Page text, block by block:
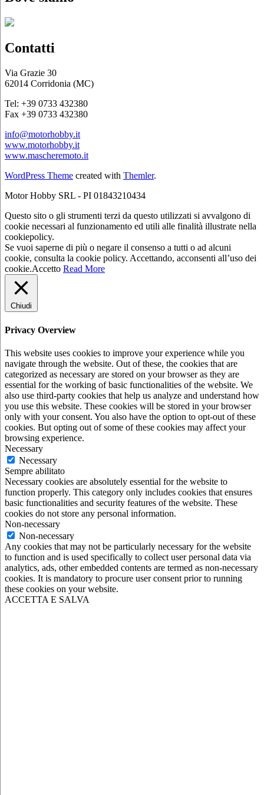
Contatti
Via Grazie 30
62014 Corridonia (MC)
Tel: +39 0733 432380
Fax +39 0733 432380
info@motorhobby.it
www.motorhobby.it
www.mascheremoto.it
WordPress Theme created with Themler.
Motor Hobby SRL - PI 01843210434
Questo sito o gli strumenti terzi da questo utilizzati si avvalgono di
cookie necessari al funzionamento ed utili alle finalità illustrate nella
cookiepolicy.
Se vuoi saperne di più o negare il consenso a tutti o ad alcuni
cookie, consulta la cookie policy. Accettando, acconsenti all’uso dei
cookie.Accetto Read More
Chiudi
Privacy Overview
This website uses cookies to improve your experience while you
navigate through the website. Out of these, the cookies that are
categorized as necessary are stored on your browser as they are
essential for the working of basic functionalities of the website. We
also use third-party cookies that help us analyze and understand how
you use this website. These cookies will be stored in your browser
only with your consent. You also have the option to opt-out of these
cookies. But opting out of some of these cookies may affect your
browsing experience.
Necessary
Necessary
Sempre abilitato
Necessary cookies are absolutely essential for the website to
function properly. This category only includes cookies that ensures
basic functionalities and security features of the website. These
cookies do not store any personal information.
Non-necessary
Non-necessary
Any cookies that may not be particularly necessary for the website
to function and is used specifically to collect user personal data via
analytics, ads, other embedded contents are termed as non-necessary
cookies. It is mandatory to procure user consent prior to running
these cookies on your website.
ACCETTA E SALVA